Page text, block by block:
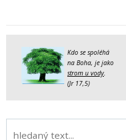
Kdo se spoléhá
na Boha, je jako
strom u vody
(Jr 17,5)